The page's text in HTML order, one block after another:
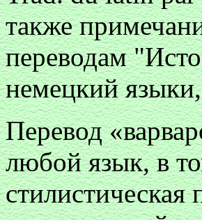
также
переводам
немецкий
Перевод
любой язык, в